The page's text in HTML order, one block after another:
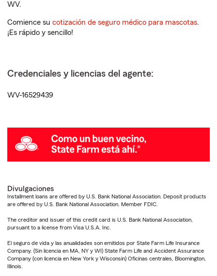
WV.
Comience su cotización de seguro médico para mascotas.
¡Es rápido y sencillo!
Credenciales y licencias del agente:
WV-16529439
Divulgaciones
Installment loans are offered by U.S. Bank National Association. Deposit products
are offered by U.S. Bank National Association. Member FDIC.
The creditor and issuer of this credit card is U.S. Bank National Association,
pursuant to a license from Visa U.S.A. Inc.
El seguro de vida y las anualidades son emitidos por State Farm Life Insurance
Company. (Sin licencia en MA, NY y WI) State Farm Life and Accident Assurance
Company (con licencia en New York y Wisconsin) Oficinas centrales, Bloomington,
Illinois.